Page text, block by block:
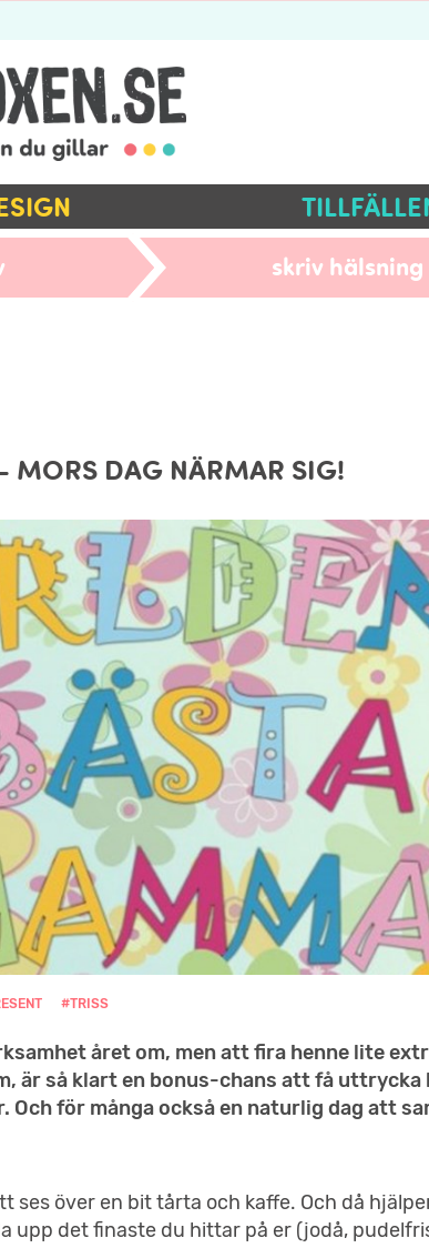
skriv hälsning
MORS DAG NÄRMAR SIG!
#TRISS
året om, men att fira henne lite
är så klart en bonus-chans att få uttrycka
Och för många också en naturlig dag att
ses över en bit tårta och kaffe. Och då
upp det finaste du hittar på er (jodå,